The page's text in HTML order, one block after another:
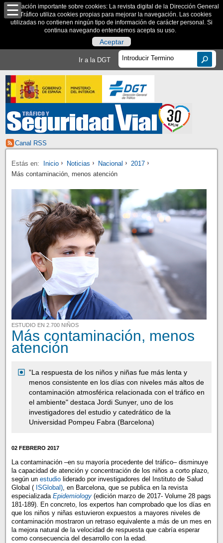
Información importante sobre cookies: La revista digital de la Dirección General
de Tráfico utiliza cookies propias para mejorar la navegación. Las cookies
utilizadas no contienen ningún tipo de información de carácter personal. Si
continua navegando entendemos acepta su uso.
Aceptar
Ir a la DGT
Canal RSS
Estás en: Inicio Noticias Nacional
2017
Más contaminación, menos atención
ESTUDIO EN 2.700 NIÑOS
Más contaminación, menos
atención
”La respuesta de los niños y niñas fue más lenta y
menos consistente en los días con niveles más altos de
contaminación atmosférica relacionada con el tráfico en
el ambiente" destaca Jordi Sunyer, uno de los
investigadores del estudio y catedrático de la
Universidad Pompeu Fabra (Barcelona)
02 FEBRERO 2017
La contaminación –en su mayoría procedente del tráfico– disminuye
la capacidad de atención y concentración de los niños a corto plazo,
según un estudioliderado por investigadores del Instituto de Salud
Global (ISGlobal), en Barcelona, que se publica en la revista
especializada Epidemiology (edición marzo de 2017- Volume 28 pags
181-189). En concreto, los expertos han comprobado que los días en
que los niños y niñas estuvieron expuestos a mayores niveles de
contaminación mostraron un retraso equivalente a más de un mes en
la mejora natural de la velocidad de respuesta que cabría esperar
como consecuencia del desarrollo con la edad.